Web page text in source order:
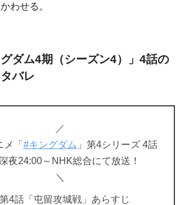
わせる。
ダム4期（シーズン4）」4話の
バレ
／
「 #キングダム 」第4シリーズ 4話
夜24:00～NHK総合にて放送！
＼
4話「屯留攻城戦」あらすじ